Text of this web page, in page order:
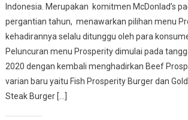
Indonesia. Merupakan komitmen McDonlad’s
pergantian tahun, menawarkan pilihan menu
kehadirannya selalu ditunggu oleh para
Peluncuran menu Prosperity dimulai pada
2020 dengan kembali menghadirkan Beef
varian baru yaitu Fish Prosperity Burger dan
Steak Burger […]